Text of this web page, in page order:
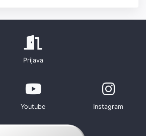
Prijava
Youtube Instagram